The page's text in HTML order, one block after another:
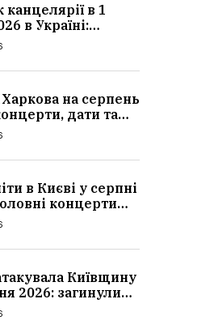
канцелярії в 1
в Україні:
чек-лист для
на серпень
дати та
в Києві у серпні
концерти
дати, артисти та
Київщину
2026: загинули
серед них